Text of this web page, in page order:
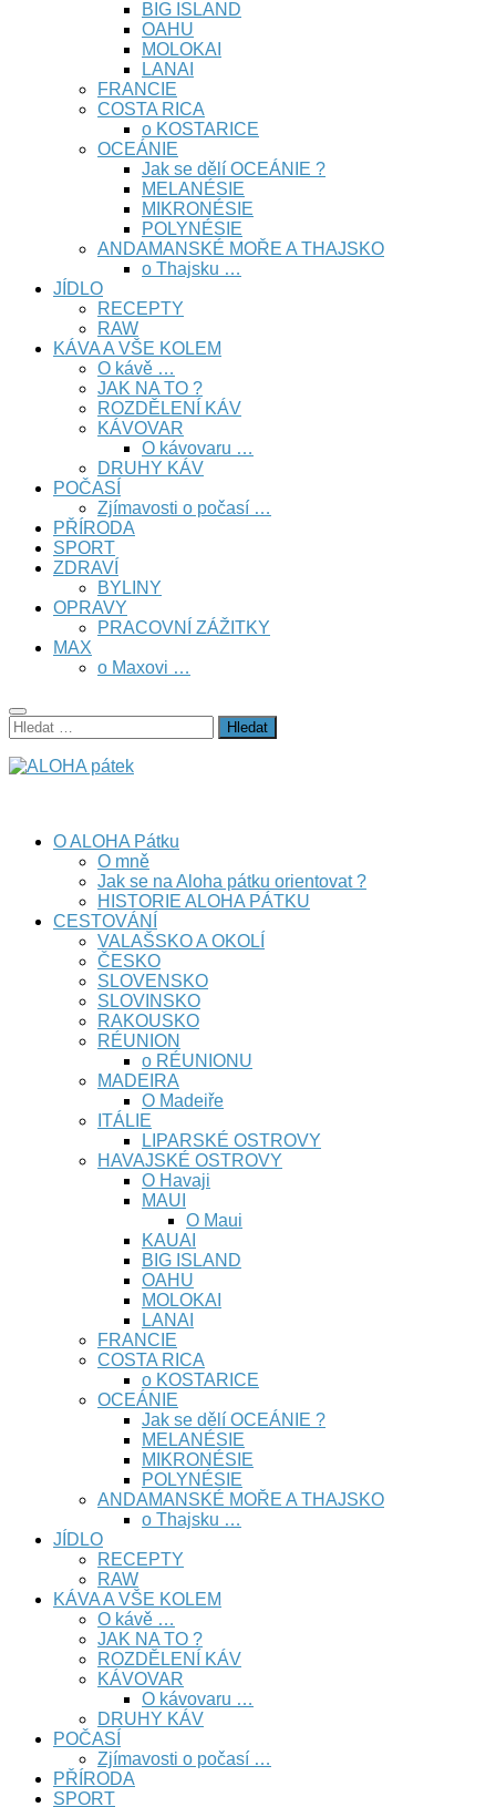
BIG ISLAND
OAHU
MOLOKAI
LANAI
FRANCIE
COSTA RICA
o KOSTARICE
OCEÁNIE
Jak se dělí OCEÁNIE ?
MELANÉSIE
MIKRONÉSIE
POLYNÉSIE
ANDAMANSKÉ MOŘE A THAJSKO
o Thajsku …
JÍDLO
RECEPTY
RAW
KÁVA A VŠE KOLEM
O kávě …
JAK NA TO ?
ROZDĚLENÍ KÁV
KÁVOVAR
O kávovaru …
DRUHY KÁV
POČASÍ
Zjímavosti o počasí …
PŘÍRODA
SPORT
ZDRAVÍ
BYLINY
OPRAVY
PRACOVNÍ ZÁŽITKY
MAX
o Maxovi …
Vyhledávání
O ALOHA Pátku
O mně
Jak se na Aloha pátku orientovat ?
HISTORIE ALOHA PÁTKU
CESTOVÁNÍ
VALAŠSKO A OKOLÍ
ČESKO
SLOVENSKO
SLOVINSKO
RAKOUSKO
RÉUNION
o RÉUNIONU
MADEIRA
O Madeiře
ITÁLIE
LIPARSKÉ OSTROVY
HAVAJSKÉ OSTROVY
O Havaji
MAUI
O Maui
KAUAI
BIG ISLAND
OAHU
MOLOKAI
LANAI
FRANCIE
COSTA RICA
o KOSTARICE
OCEÁNIE
Jak se dělí OCEÁNIE ?
MELANÉSIE
MIKRONÉSIE
POLYNÉSIE
ANDAMANSKÉ MOŘE A THAJSKO
o Thajsku …
JÍDLO
RECEPTY
RAW
KÁVA A VŠE KOLEM
O kávě …
JAK NA TO ?
ROZDĚLENÍ KÁV
KÁVOVAR
O kávovaru …
DRUHY KÁV
POČASÍ
Zjímavosti o počasí …
PŘÍRODA
SPORT